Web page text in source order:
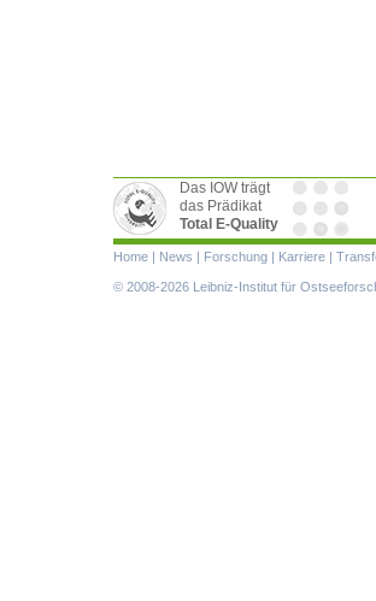
Das IOW trägt
das Prädikat
Total E-Quality
Navigation
überspringen
Home | News | Forschung | Karriere |
© 2008-2026 Leibniz-Institut für